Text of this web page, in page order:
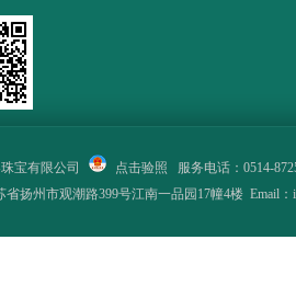
宝有限公司 点击验照 服务电话：0514-
省扬州市观潮路399号江南一品园17幢4楼 Email：